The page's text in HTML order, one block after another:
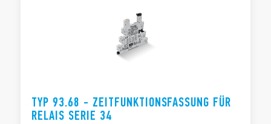
TYP 93.68 - ZEITFUNKTIONSFASSUNG FÜR
RELAIS SERIE 34